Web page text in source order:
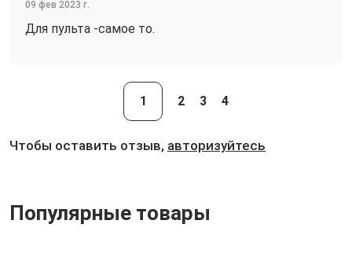
09 фев 2023 г.
Для пульта -самое то.
1 2 3 4
Чтобы оставить отзыв, авторизуйтесь
Популярные товары